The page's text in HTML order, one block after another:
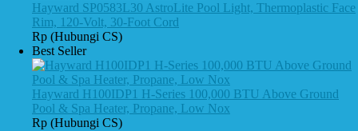
Hayward SP0583L30 AstroLite Pool Light, Thermoplastic Face
Rim, 120-Volt, 30-Foot Cord
Rp (Hubungi CS)
Best Seller
Hayward H100IDP1 H-Series 100,000 BTU Above Ground
Pool & Spa Heater, Propane, Low Nox
Rp (Hubungi CS)